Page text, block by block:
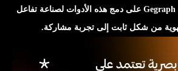
رقمية مستقبلية. تعمل Gegraph على دمج هذه الأدوات لصناعة تفاعل
من شكل ثابت إلى تجربة مشاركة.